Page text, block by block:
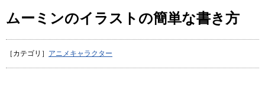
ムーミンのイラストの簡単な書き方
［カテゴリ］ アニメキャラクター